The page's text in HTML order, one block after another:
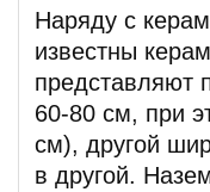
Наряду с
известны
представляют
60-80 см, при
см), другой
в другой.